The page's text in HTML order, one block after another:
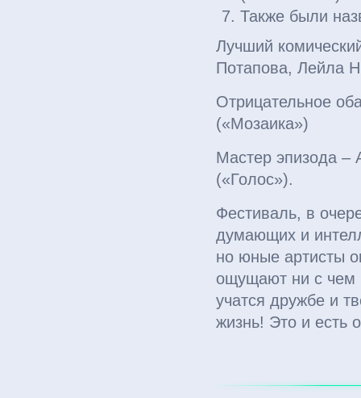
Также были
Лучший
Потапова, Лейла
Отрицательное
(«Мозаика»)
Мастер эпизода –
(«Голос»).
Фестиваль, в
думающих и
но юные артисты
ощущают ни с чем
учатся дружбе и
жизнь! Это и есть